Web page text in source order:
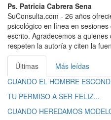
Ps. Patricia Cabrera Sena
SuConsulta.com - 26 años
psicológico en línea en
escrito. Agradecemos a
respeten la autoría y citen la
Últimas
Más leídas
CUANDO EL HOMBRE
TU PERMISO A SER FELIZ...
CUANDO HEREDAMOS